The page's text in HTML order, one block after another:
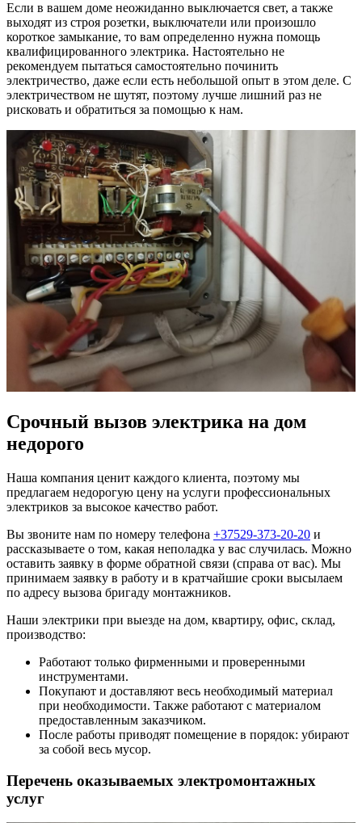
Если в вашем доме неожиданно выключается свет, а также
выходят из строя розетки, выключатели или произошло
короткое замыкание, то вам определенно нужна помощь
квалифицированного электрика. Настоятельно не
рекомендуем пытаться самостоятельно починить
электричество, даже если есть небольшой опыт в этом деле. С
электричеством не шутят, поэтому лучше лишний раз не
рисковать и обратиться за помощью к нам.
Срочный вызов электрика на дом
недорого
Наша компания ценит каждого клиента, поэтому мы
предлагаем недорогую цену на услуги профессиональных
электриков за высокое качество работ.
Вы звоните нам по номеру телефона +37529-373-20-20 и
рассказываете о том, какая неполадка у вас случилась. Можно
оставить заявку в форме обратной связи (справа от вас). Мы
принимаем заявку в работу и в кратчайшие сроки высылаем
по адресу вызова бригаду монтажников.
Наши электрики при выезде на дом, квартиру, офис, склад,
производство:
Работают только фирменными и проверенными
инструментами.
Покупают и доставляют весь необходимый материал
при необходимости. Также работают с материалом
предоставленным заказчиком.
После работы приводят помещение в порядок: убирают
за собой весь мусор.
Перечень оказываемых электромонтажных
услуг